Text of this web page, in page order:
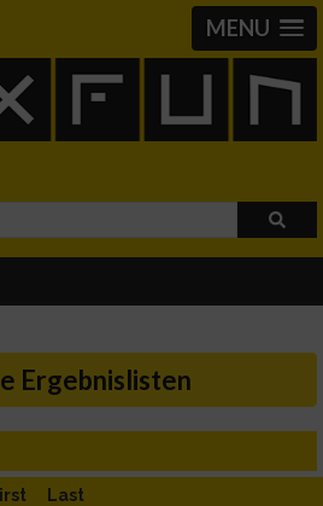
MENU
Ergebnislisten
Last